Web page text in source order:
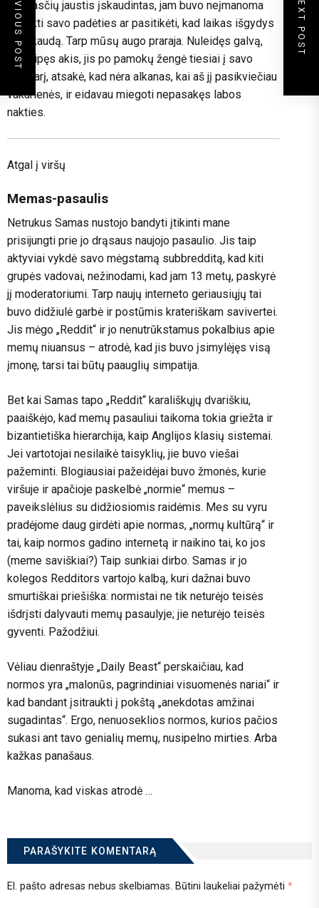
priežasčių jaustis įskaudintas, jam buvo neįmanoma
suvokti savo padėties ar pasitikėti, kad laikas išgydys
nuoskaudą. Tarp mūsų augo praraja. Nuleidęs galvą,
nukreipęs akis, jis po pamokų žengė tiesiai į savo
kambarį, atsakė, kad nėra alkanas, kai aš jį pasikviečiau
vakarienės, ir eidavau miegoti nepasakęs labos
nakties.
Atgal į viršų
Memas-pasaulis
Netrukus Samas nustojo bandyti įtikinti mane
prisijungti prie jo drąsaus naujojo pasaulio. Jis taip
aktyviai vykdė savo mėgstamą subbredditą, kad kiti
grupės vadovai, nežinodami, kad jam 13 metų, paskyrė
jį moderatoriumi. Tarp naujų interneto geriausiųjų tai
buvo didžiulė garbė ir postūmis krateriškam savivertei.
Jis mėgo „Reddit“ ir jo nenutrūkstamus pokalbius apie
memų niuansus – atrodė, kad jis buvo įsimylėjęs visą
įmonę, tarsi tai būtų paauglių simpatija.
Bet kai Samas tapo „Reddit“ karališkųjų dvariškiu,
paaiškėjo, kad memų pasauliui taikoma tokia griežta ir
bizantietiška hierarchija, kaip Anglijos klasių sistemai.
Jei vartotojai nesilaikė taisyklių, jie buvo viešai
pažeminti. Blogiausiai pažeidėjai buvo žmonės, kurie
viršuje ir apačioje paskelbė „normie“ memus –
paveikslėlius su didžiosiomis raidėmis. Mes su vyru
pradėjome daug girdėti apie normas, „normų kultūrą“ ir
tai, kaip normos gadino internetą ir naikino tai, ko jos
(meme saviškiai?) Taip sunkiai dirbo. Samas ir jo
kolegos Redditors vartojo kalbą, kuri dažnai buvo
smurtiškai priešiška: normistai ne tik neturėjo teisės
išdrįsti dalyvauti memų pasaulyje; jie neturėjo teisės
gyventi. Pažodžiui.
Vėliau dienraštyje „Daily Beast“ perskaičiau, kad
normos yra „malonūs, pagrindiniai visuomenės nariai“ ir
kad bandant įsitraukti į pokštą „anekdotas amžinai
sugadintas“. Ergo, nenuoseklios normos, kurios pačios
sukasi ant tavo genialių memų, nusipelno mirties. Arba
kažkas panašaus.
Manoma, kad viskas atrodė …
PARAŠYKITE KOMENTARĄ
El. pašto adresas nebus skelbiamas. Būtini laukeliai pažymėti *
PREVIOUS POST NEXT POST